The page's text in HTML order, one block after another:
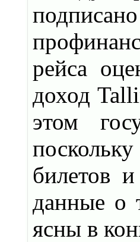
рейса
доход
этом
билетов
данные о
ясны в